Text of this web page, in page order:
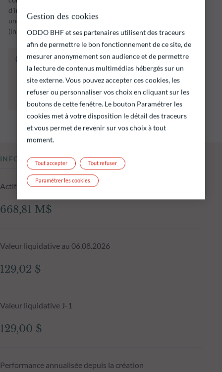
d’investissement sur une période d’investissement jusqu’à
une date d’échéance fixée par la Société de Gestion
(initialement le 31 décembre 2028.
Le fonds ci‑dessous présente notamment un
risque de perte en capital.
Il est rappelé que les performances passées ne
préjugent pas des performances futures et ne
sont pas constantes dans le temps.
INFORMATIONS CLÉS
Actif net du fonds au 06.08.2026
668,81 M$
Valeur liquidative au 06.08.2026
129,02 $
Valeur liquidative J-1
129,00 $
Performance annualisée depuis la création
Gestion des cookies
ODDO BHF et ses partenaires utilisent des traceurs
afin de permettre le bon fonctionnement de ce site, de
mesurer anonymement son audience et de permettre
la lecture de contenus multimédias hébergés sur un
site externe. Vous pouvez accepter ces cookies, les
refuser ou personnaliser vos choix en cliquant sur les
boutons de cette fenêtre. Le bouton Paramétrer les
cookies met à votre disposition le détail des traceurs
et vous permet de revenir sur vos choix à tout
moment.
Tout refuser
Tout accepter
Paramétrer les cookies